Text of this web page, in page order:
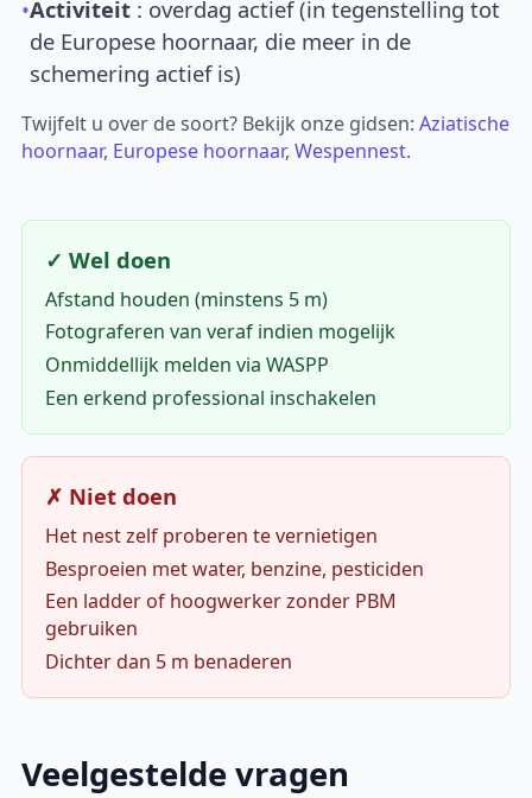
•Activiteit : overdag actief (in tegenstelling tot
de Europese hoornaar, die meer in de
schemering actief is)
Twijfelt u over de soort? Bekijk onze gidsen:Aziatische
hoornaar, Europese hoornaar,Wespennest.
✓ Wel doen
Afstand houden (minstens 5 m)
Fotograferen van veraf indien mogelijk
Onmiddellijk melden via WASPP
Een erkend professional inschakelen
✗ Niet doen
Het nest zelf proberen te vernietigen
Besproeien met water, benzine, pesticiden
Een ladder of hoogwerker zonder PBM
gebruiken
Dichter dan 5 m benaderen
Veelgestelde vragen